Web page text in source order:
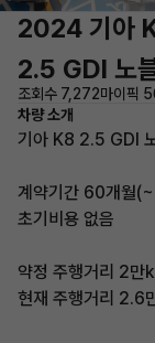
2024 기아
2.5 GDI 노
조회수 7,272마이픽
차량 소개
기아 K8 2.5 GDI
계약기간 60개월
초기비용 없음
약정 주행거리 2만
현재 주행거리